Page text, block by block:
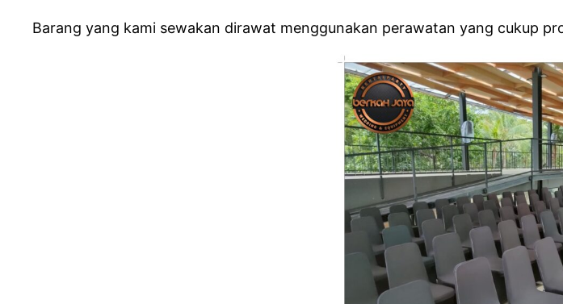
Barang yang kami sewakan dirawat menggunakan perawatan yang cukup